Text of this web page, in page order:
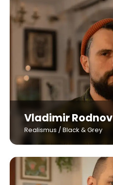
Vladimir Rodnov
Realismus / Black & Grey